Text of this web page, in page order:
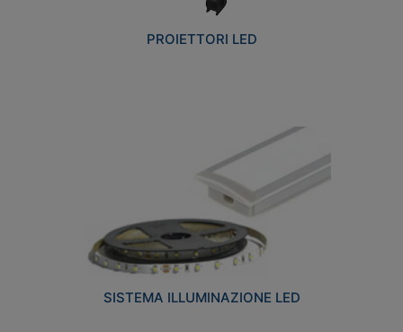
PROIETTORI LED
SISTEMA ILLUMINAZIONE LED